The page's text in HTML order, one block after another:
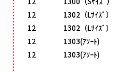
12
1302（Lｻｲｽﾞ）
12
1302（Lｻｲｽﾞ）
12
1303(ｱｿｰﾄ)
12
1303(ｱｿｰﾄ)